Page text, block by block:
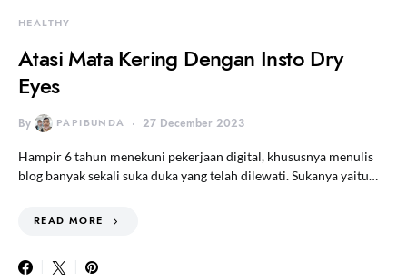
HEALTHY
Atasi Mata Kering Dengan Insto Dry
Eyes
By PAPIBUNDA 27 December 2023
Hampir 6 tahun menekuni pekerjaan digital, khususnya menulis
blog banyak sekali suka duka yang telah dilewati. Sukanya yaitu…
READ MORE